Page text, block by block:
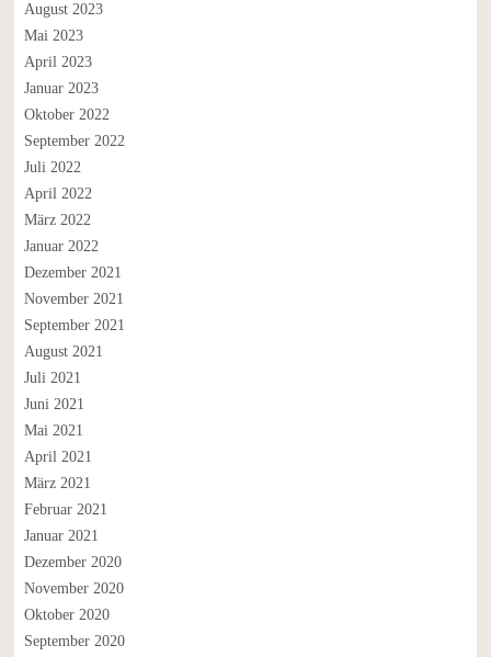
August 2023
Mai 2023
April 2023
Januar 2023
Oktober 2022
September 2022
Juli 2022
April 2022
März 2022
Januar 2022
Dezember 2021
November 2021
September 2021
August 2021
Juli 2021
Juni 2021
Mai 2021
April 2021
März 2021
Februar 2021
Januar 2021
Dezember 2020
November 2020
Oktober 2020
September 2020